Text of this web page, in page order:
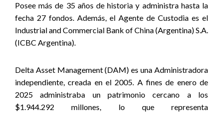
Posee más de 35 años de historia y administra hasta la
fecha 27 fondos. Además, el Agente de Custodia es el
Industrial and Commercial Bank of China (Argentina) S.A.
(ICBC Argentina).
Delta Asset Management (DAM) es una Administradora
independiente, creada en el 2005. A fines de enero de
2025 administraba un patrimonio cercano a los
$1.944.292 millones, lo que representa